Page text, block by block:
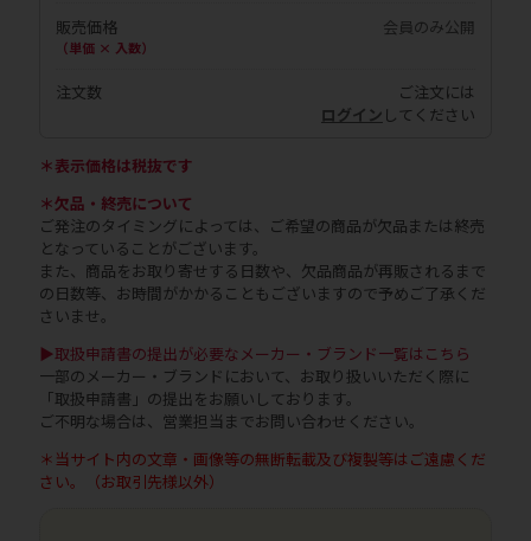
販売価格
（単価 × 入数）
会員のみ公開
注文数
ご注文には
ログイン してください
＊表示価格は税抜です
＊欠品・終売について
ご発注のタイミングによっては、ご希望の商品が欠品または終売
となっていることがございます。
また、商品をお取り寄せする日数や、欠品商品が再販されるまで
の日数等、お時間がかかることもございますので予めご了承くだ
さいませ。
▶取扱申請書の提出が必要なメーカー・ブランド一覧はこちら
一部のメーカー・ブランドにおいて、お取り扱いいただく際に
「取扱申請書」の提出をお願いしております。
ご不明な場合は、営業担当までお問い合わせください。
＊当サイト内の文章・画像等の無断転載及び複製等はご遠慮くだ
さい。（お取引先様以外）